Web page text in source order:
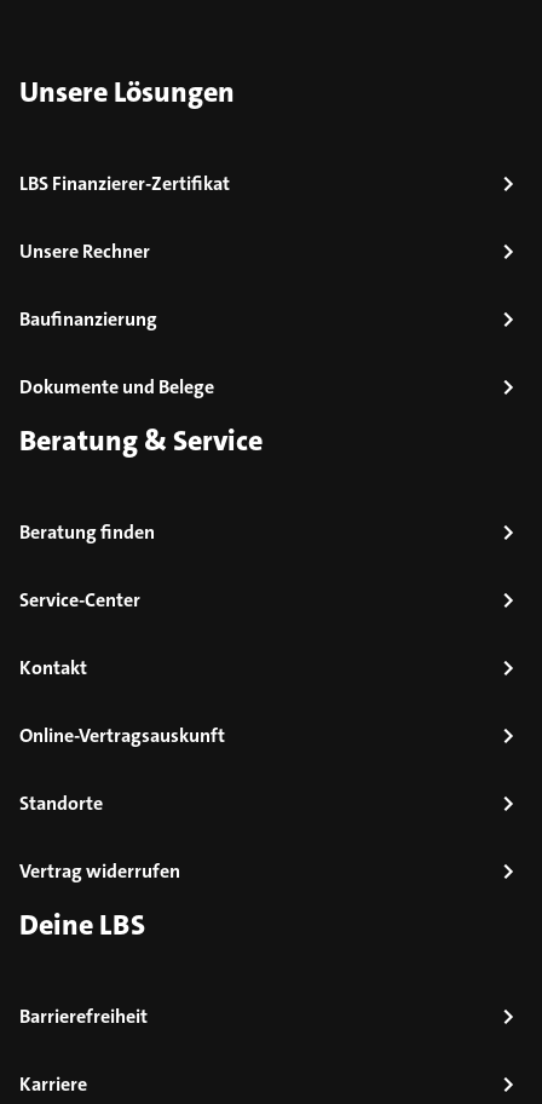
Unsere Lösungen
LBS Finanzierer-Zertifikat
Unsere Rechner
Baufinanzierung
Dokumente und Belege
Beratung & Service
Beratung finden
Service-Center
Kontakt
Online-Vertragsauskunft
Standorte
Vertrag widerrufen
Deine LBS
Barrierefreiheit
Karriere